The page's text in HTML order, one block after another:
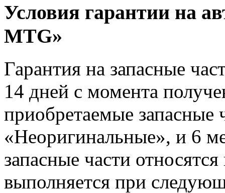
Условия гарантии на
MTG»
Гарантия на запасные
14 дней с момента
приобретаемые запасные
«Неоригинальные», и 6
запасные части
выполняется при